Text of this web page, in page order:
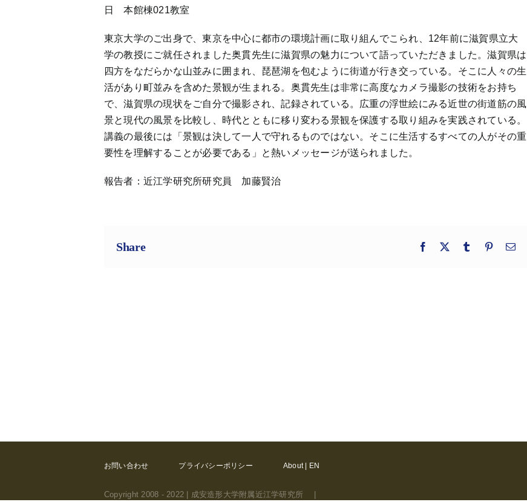
日 本館棟021教室
東京大学のご出身で、東京を中心に都市の環境計画に取り組んでこられ、12年前に滋賀県立大
学の教授にご就任されました奥貫先生に滋賀県の魅力について語っていただきました。滋賀県は
四方をなだらかな山並みに囲まれ、琵琶湖を包むように街道が行き交っている。そこに人々の生
活があり町並みを含めた景観が生まれる。奥貫先生は非常に高度なカメラ撮影の技術をお持ち
で、滋賀県の現状をご自分で撮影され、記録されている。広重の浮世絵にみる近世の街道筋の風
景と現代の風景を比較し、時代とともに移り変わる景観を保護する取り組みを実践されている。
講義の最後には「景観は決して一人で守れるものではない。そこに生活するすべての人がその重
要性を理解することが必要である」と熱いメッセージが送られました。
報告者：近江学研究所研究員 加藤賢治
Share Facebook TumblrPinterest
電
お問い合わせ プライバシーポリシー About | EN
Copyright 2008 - 2022 | 成安造形大学附属近江学研究所 |